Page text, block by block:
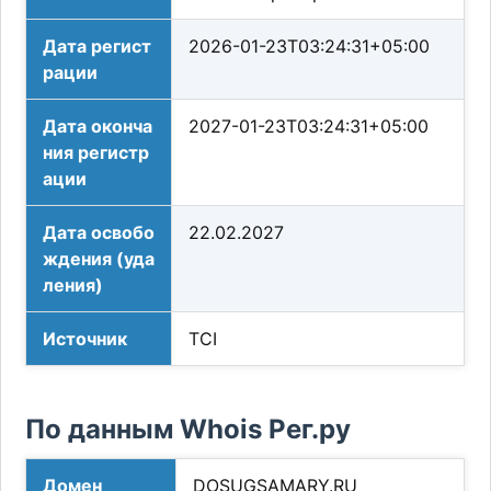
Дата регист
рации
2026-01-23T03:24:31+05:00
Дата оконча
ния регистр
ации
2027-01-23T03:24:31+05:00
Дата освобо
ждения (уда
ления)
22.02.2027
Источник TCI
По данным Whois Рег.ру
Домен DOSUGSAMARY.RU